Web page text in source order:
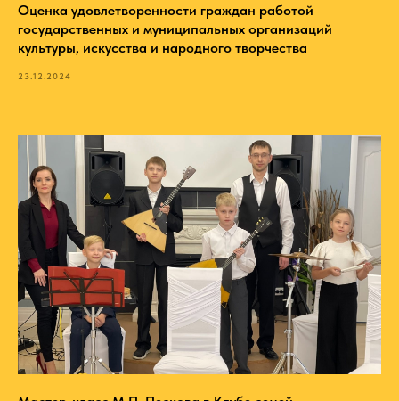
Оценка удовлетворенности граждан работой
государственных и муниципальных организаций
культуры, искусства и народного творчества
23.12.2024